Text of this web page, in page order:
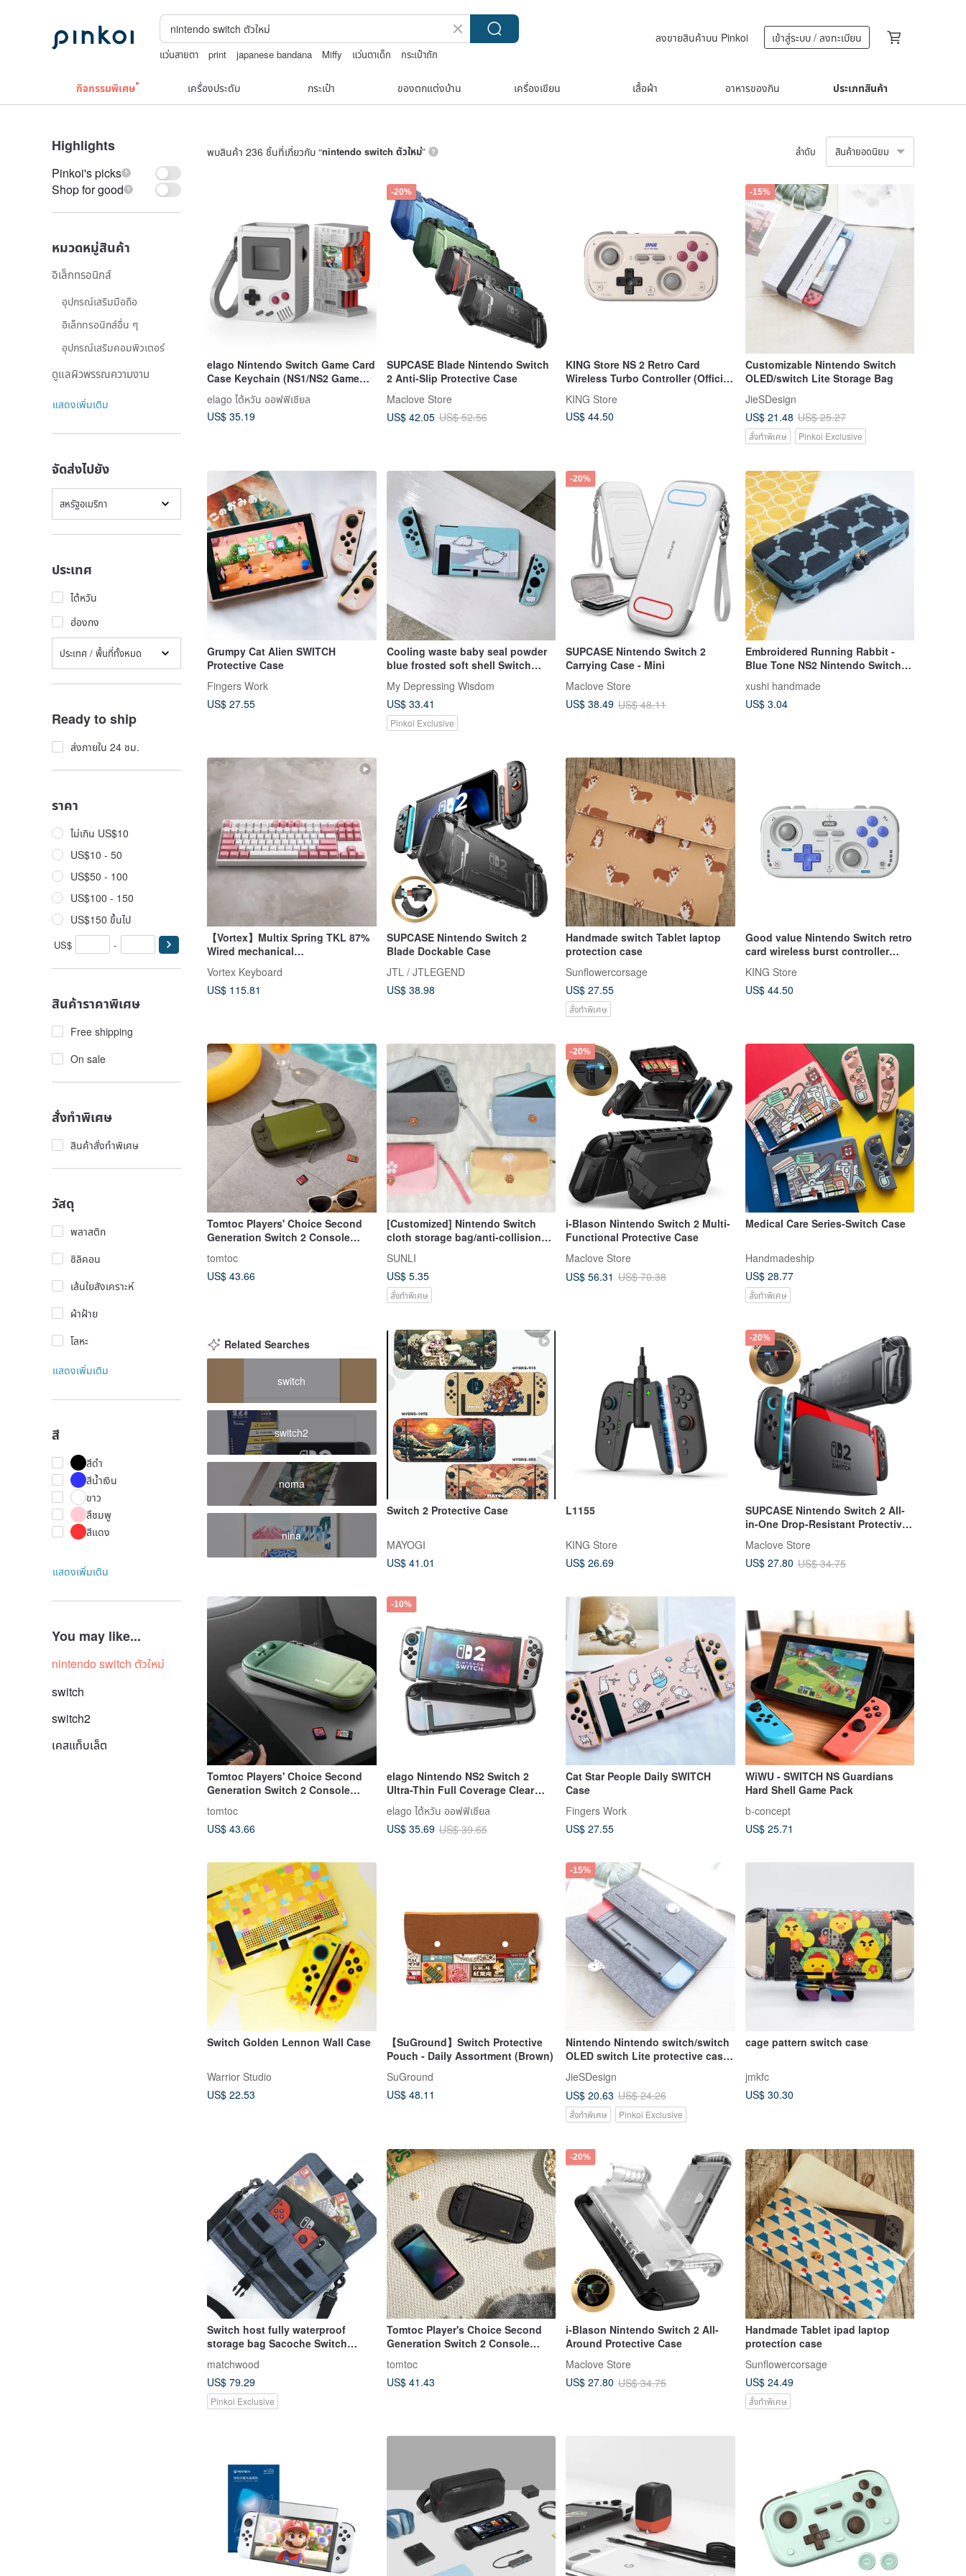
แว่นสายตา print japanese bandana Miffy แว่นตาเด็ก
กระเป๋าถัก
ลงขายสินค้าบน Pinkoi เข้าสู่ระบบ / ลงทะเบียน
กิจกรรมพิเศษ เครื่องประดับ กระเป๋า ของตกแต่งบ้าน เครื่องเขียน เสื้อผ้า อาหารของกิน ประเภทสินค้า
Highlights
Pinkoi's picks
Shop for good
หมวดหมู่สินค้า
อิเล็กทรอนิกส์
อุปกรณ์เสริมมือถือ
อิเล็กทรอนิกส์อื่น ๆ
อุปกรณ์เสริมคอมพิวเตอร์
ดูแลผิวพรรณความงาม
แสดงเพิ่มเติม
จัดส่งไปยัง
สหรัฐอเมริกา
ประเทศ
ไต้หวัน
ฮ่องกง
ประเทศ / พื้นที่ทั้งหมด
Ready to ship
ส่งภายใน 24 ชม.
ราคา
ไม่เกิน US$10
US$10 - 50
US$50 - 100
US$100 - 150
US$150 ขึ้นไป
US$ -
สินค้าราคาพิเศษ
Free shipping
On sale
สั่งทำพิเศษ
สินค้าสั่งทำพิเศษ
วัสดุ
พลาสติก
ซิลิคอน
เส้นใยสังเคราะห์
ผ้าฝ้าย
โลหะ
แสดงเพิ่มเติม
สี
สีดำ
สีน้ำเงิน
ขาว
สึชมพู
สีแดง
แสดงเพิ่มเติม
You may like...
nintendo switch ตัวใหม่
switch
switch2
เคสแท็บเล็ต
พบสินค้า 236 ชิ้นที่เกี่ยวกับ “nintendo switch ตัวใหม่” ลำดับ สินค้ายอดนิยม
elago Nintendo Switch Game Card
Case Keychain (NS1/NS2 Game
Card Storage)
elago ไต้หวัน ออฟฟิเชียล
US$ 35.19
-20%
SUPCASE Blade Nintendo Switch
2 Anti-Slip Protective Case
Maclove Store
US$ 42.05 US$ 52.56
KING Store NS 2 Retro Card
Wireless Turbo Controller (Official
KING Store
US$ 44.50
-15%
Customizable Nintendo Switch
OLED/switch Lite Storage Bag
JieSDesign
US$ 21.48 US$ 25.27
สั่งทำพิเศษ Pinkoi Exclusive
Grumpy Cat Alien SWITCH
Protective Case
Fingers Work
US$ 27.55
Cooling waste baby seal powder
blue frosted soft shell Switch
My Depressing Wisdom
US$ 33.41
Pinkoi Exclusive
-20%
SUPCASE Nintendo Switch 2
Carrying Case - Mini
Maclove Store
US$ 38.49 US$ 48.11
Embroidered Running Rabbit -
Blue Tone NS2 Nintendo Switch
Console Bag - Custom Fabric
Options
xushi handmade
US$ 3.04
【Vortex】Multix Spring TKL 87%
Wired mechanical
keyboard(Cherry MX/Gateron G
Pro)
Vortex Keyboard
US$ 115.81
SUPCASE Nintendo Switch 2
Blade Dockable Case
JTL / JTLEGEND
US$ 38.98
Handmade switch Tablet laptop
protection case
Sunflowercorsage
US$ 27.55
สั่งทำพิเศษ
Good value Nintendo Switch retro
card wireless burst controller
(company goods) supports
multiple platforms
KING Store
US$ 44.50
Tomtoc Players' Choice Second
Generation Switch 2 Console
tomtoc
US$ 43.66
[Customized] Nintendo Switch
cloth storage bag/anti-collision
bag/clutch bag/NS bag
SUNLI
US$ 5.35
สั่งทำพิเศษ
-20%
i-Blason Nintendo Switch 2 Multi-
Functional Protective Case
Maclove Store
US$ 56.31 US$ 70.38
Medical Care Series-Switch Case
Handmadeship
US$ 28.77
สั่งทำพิเศษ
Related Searches
switch
switch2
noma
nina
Switch 2 Protective Case
MAYOGI
US$ 41.01
L1155
KING Store
US$ 26.69
-20%
SUPCASE Nintendo Switch 2 All-
in-One Drop-Resistant Protective
Maclove Store
US$ 27.80 US$ 34.75
Tomtoc Players' Choice Second
Generation Switch 2 Console
tomtoc
US$ 43.66
-10%
elago Nintendo NS2 Switch 2
Ultra-Thin Full Coverage Clear
Protective Case
elago ไต้หวัน ออฟฟิเชียล
US$ 35.69 US$ 39.65
Cat Star People Daily SWITCH
Case
Fingers Work
US$ 27.55
WiWU - SWITCH NS Guardians
Hard Shell Game Pack
b-concept
US$ 25.71
Switch Golden Lennon Wall Case
Warrior Studio
US$ 22.53
【SuGround】Switch Protective
Pouch - Daily Assortment (Brown)
SuGround
US$ 48.11
-15%
Nintendo Nintendo switch/switch
OLED switch Lite protective case
protective bag
JieSDesign
US$ 20.63 US$ 24.26
สั่งทำพิเศษ Pinkoi Exclusive
cage pattern switch case
jmkfc
US$ 30.30
Switch host fully waterproof
storage bag Sacoche Switch
bag
matchwood
US$ 79.29
Pinkoi Exclusive
Tomtoc Player's Choice Second
Generation Switch 2 Console
tomtoc
US$ 41.43
-20%
i-Blason Nintendo Switch 2 All-
Around Protective Case
Maclove Store
US$ 27.80 US$ 34.75
Handmade Tablet ipad laptop
protection case
Sunflowercorsage
US$ 24.49
สั่งทำพิเศษ